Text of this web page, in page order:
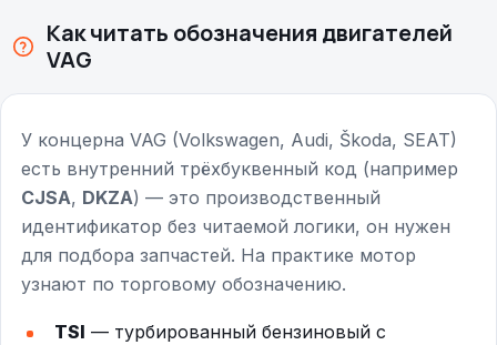
Как читать обозначения двигателей
VAG
У концерна VAG (Volkswagen, Audi, Škoda, SEAT)
есть внутренний трёхбуквенный код (например
CJSA, DKZA) — это производственный
идентификатор без читаемой логики, он нужен
для подбора запчастей. На практике мотор
узнают по торговому обозначению.
TSI — турбированный бензиновый с